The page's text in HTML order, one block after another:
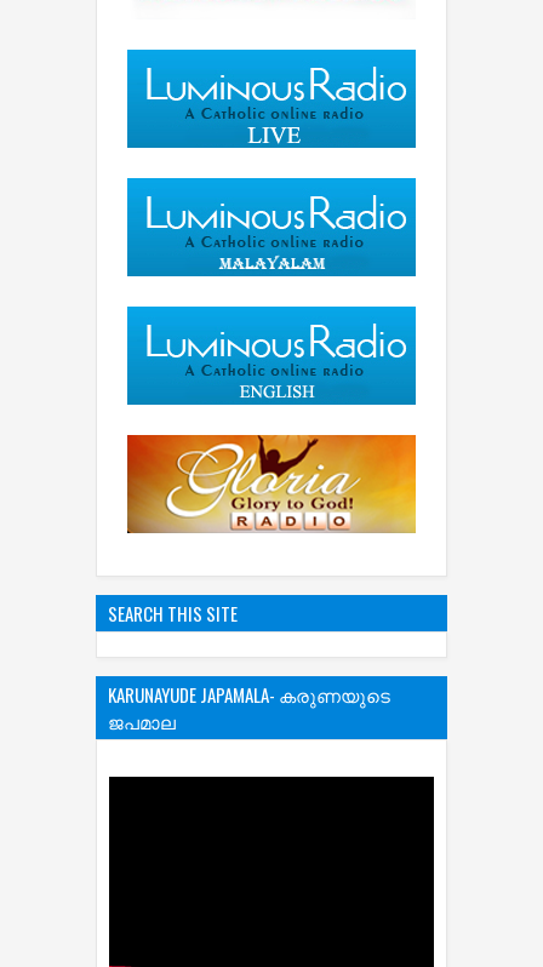
SEARCH THIS SITE
KARUNAYUDE JAPAMALA- കരുണയുടെ
ജപമാല